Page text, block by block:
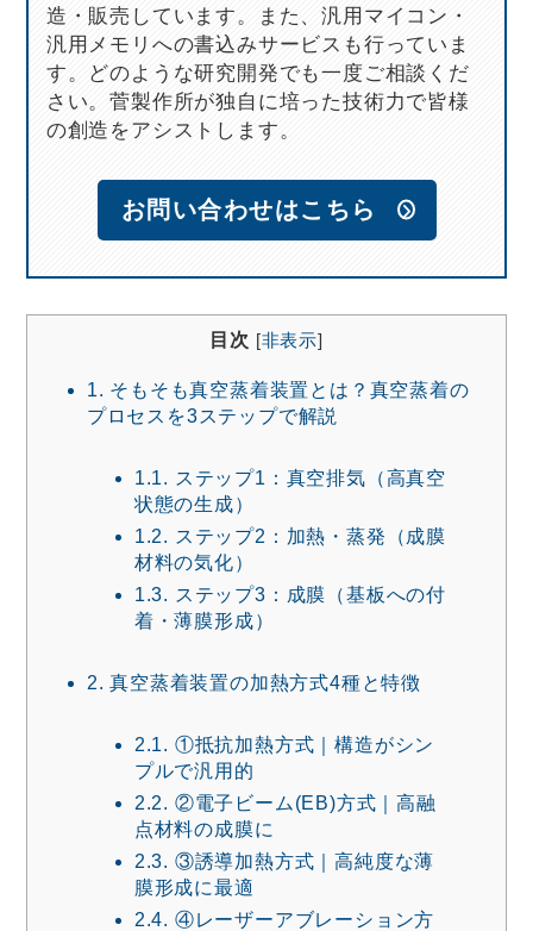
造・販売しています。また、汎用マイコン・
汎用メモリへの書込みサービスも行っていま
す。どのような研究開発でも一度ご相談くだ
さい。菅製作所が独自に培った技術力で皆様
の創造をアシストします。
お問い合わせはこちら
目次 [非表示]
1. そもそも真空蒸着装置とは？真空蒸着の
プロセスを3ステップで解説
1.1. ステップ1：真空排気（高真空
状態の生成）
1.2. ステップ2：加熱・蒸発（成膜
材料の気化）
1.3. ステップ3：成膜（基板への付
着・薄膜形成）
2. 真空蒸着装置の加熱方式4種と特徴
2.1. ①抵抗加熱方式｜構造がシン
プルで汎用的
2.2. ②電子ビーム(EB)方式｜高融
点材料の成膜に
2.3. ③誘導加熱方式｜高純度な薄
膜形成に最適
2.4. ④レーザーアブレーション方